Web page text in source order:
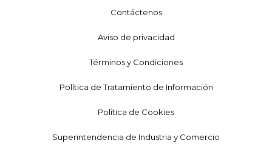
Contáctenos
Aviso de privacidad
Términos y Condiciones
Política de Tratamiento de Información
Política de Cookies
Superintendencia de Industria y Comercio